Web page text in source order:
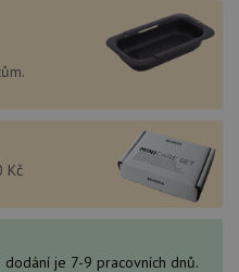
Kč
je 7-9 pracovních dnů.